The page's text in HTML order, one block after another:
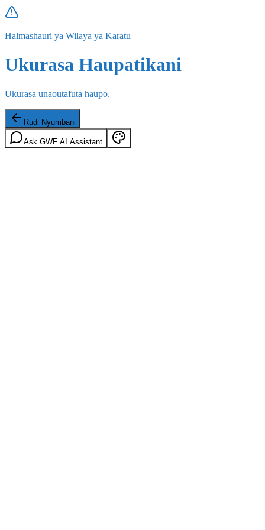
Halmashauri ya Wilaya ya Karatu
Ukurasa Haupatikani
Ukurasa unaoutafuta haupo.
Rudi Nyumbani
Ask GWF AI Assistant